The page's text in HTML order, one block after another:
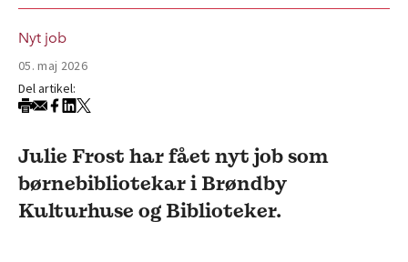
Nyt job
05. maj 2026
Del artikel:
Julie Frost har fået nyt job som
børnebibliotekar i Brøndby
Kulturhuse og Biblioteker.